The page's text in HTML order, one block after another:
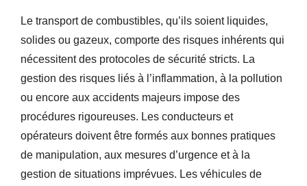
Le transport de combustibles, qu’ils soient liquides,
solides ou gazeux, comporte des risques inhérents qui
nécessitent des protocoles de sécurité stricts. La
gestion des risques liés à l’inflammation, à la pollution
ou encore aux accidents majeurs impose des
procédures rigoureuses. Les conducteurs et
opérateurs doivent être formés aux bonnes pratiques
de manipulation, aux mesures d’urgence et à la
gestion de situations imprévues. Les véhicules de